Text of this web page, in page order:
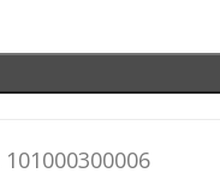
101000300006